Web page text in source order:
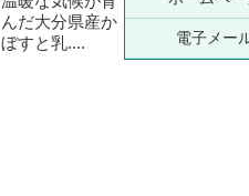
んだ大分県産か
ぼすと乳....
電子メー